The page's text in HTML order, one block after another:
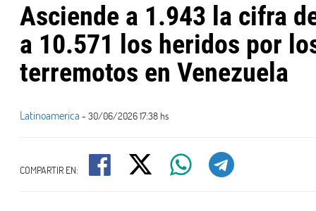
Asciende a 1.943 la cifra
a 10.571 los heridos por
terremotos en Venezuela
Latinoamerica - 30/06/2026 17:38 hs
COMPARTIR EN: